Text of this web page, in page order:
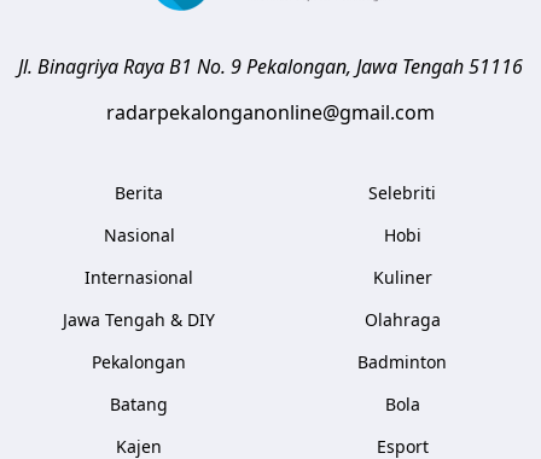
Jl. Binagriya Raya B1 No. 9Pekalongan, Jawa Tengah51116
radarpekalonganonline@gmail.com
Berita
Nasional
Internasional
Jawa Tengah & DIY
Pekalongan
Batang
Kajen
Selebriti
Hobi
Kuliner
Olahraga
Badminton
Bola
Esport